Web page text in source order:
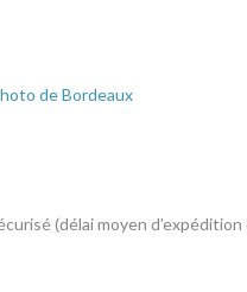
de Bordeaux
(délai moyen d’expédition